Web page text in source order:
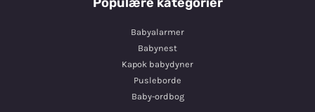
Babyalarmer
Babynest
Kapok babydyner
Pusleborde
Baby-ordbog